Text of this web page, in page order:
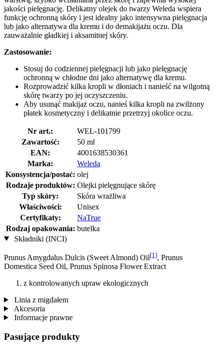
jakości pielęgnację. Delikatny olejek do twarzy Weleda wspiera
funkcję ochronną skóry i jest idealny jako intensywna pielęgnacja
lub jako alternatywa dla kremu i do demakijażu oczu. Dla
zauważalnie gładkiej i aksamitnej skóry.
Zastosowanie:
Stosuj do codziennej pielęgnacji lub jako pielęgnację
ochronną w chłodne dni jako alternatywę dla kremu.
Rozprowadzić kilka kropli w dłoniach i nanieść na wilgotną
skórę twarzy po jej oczyszczeniu.
Aby usunąć makijaż oczu, nanieś kilka kropli na zwilżony
płatek kosmetyczny i delikatnie przetrzyj okolice oczu.
Nr art.:
WEL-101799
Zawartość:
50 ml
EAN:
4001638530361
Marka:
Weleda
Konsystencja/postać: olej
Rodzaje produktów: Olejki pielęgnujące skórę
Typ skóry:
Skóra wrażliwa
Właściwości:
Unisex
Certyfikaty:
NaTrue
Rodzaj opakowania: butelka
Składniki (INCI)
Prunus Amygdalus Dulcis (Sweet Almond) Oil[1], Prunus
Domestica Seed Oil, Prunus Spinosa Flower Extract
z kontrolowanych upraw ekologicznych
Linia z migdałem
Akcesoria
Informacje prawne
Pasujące produkty